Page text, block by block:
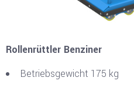
Rollenrüttler Benziner
Betriebsgewicht 175 kg